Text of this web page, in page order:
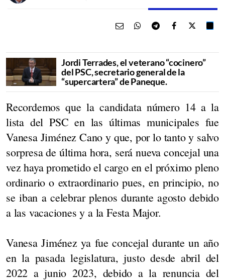
Jordi Terrades, el veterano “cocinero”
del PSC, secretario general de la
“supercartera” de Paneque.
Recordemos que la candidata número 14 a la
lista del PSC en las últimas municipales fue
Vanesa Jiménez Cano y que, por lo tanto y salvo
sorpresa de última hora, será nueva concejal una
vez haya prometido el cargo en el próximo pleno
ordinario o extraordinario pues, en principio, no
se iban a celebrar plenos durante agosto debido
a las vacaciones y a la Festa Major.
Vanesa Jiménez ya fue concejal durante un año
en la pasada legislatura, justo desde abril del
2022 a junio 2023, debido a la renuncia del